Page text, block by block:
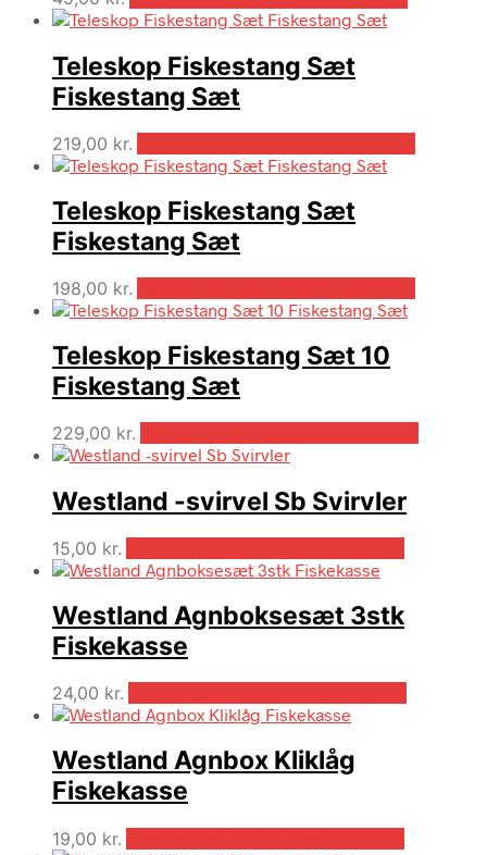
Teleskop Fiskestang Sæt
Fiskestang Sæt
219,00 kr.
Teleskop Fiskestang Sæt
Fiskestang Sæt
198,00 kr.
Teleskop Fiskestang Sæt 10
Fiskestang Sæt
229,00 kr.
Westland -svirvel Sb Svirvler
15,00 kr.
Westland Agnboksesæt 3stk
Fiskekasse
24,00 kr.
Westland Agnbox Kliklåg
Fiskekasse
19,00 kr.